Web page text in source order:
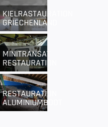
KIELRASTAURATION
GRIECHENLAND
MINITRANSAT
RESTAURATION
RESTAURATION
ALUMINIUMBOOT